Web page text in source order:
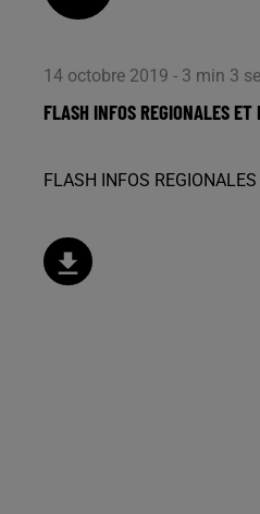
14 octobre 2019 - 3 min 3
FLASH INFOS REGIONALES
FLASH INFOS